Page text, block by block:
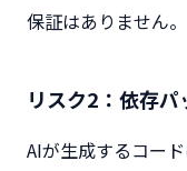
保証はありません。
リスク2：依存
AIが生成するコー